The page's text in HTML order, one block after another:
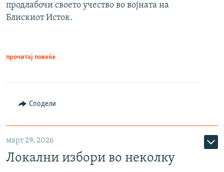
продлабочи своето учество во војната на
Блискиот Исток.
прочитај повеќе
Сподели
март 29, 2026
Локални избори во неколку